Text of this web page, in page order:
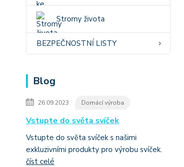
Stromy života
BEZPEČNOSTNÍ LISTY
Blog
26.09.2023 Domácí výroba
Vstupte do světa svíček
Vstupte do světa svíček s našimi
exkluzivními produkty pro výrobu svíček.
číst celé